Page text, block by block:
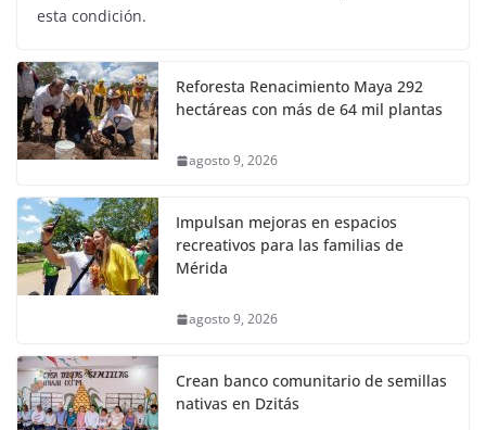
esta condición.
Reforesta Renacimiento Maya 292
hectáreas con más de 64 mil plantas
agosto 9, 2026
Impulsan mejoras en espacios
recreativos para las familias de
Mérida
agosto 9, 2026
Crean banco comunitario de semillas
nativas en Dzitás